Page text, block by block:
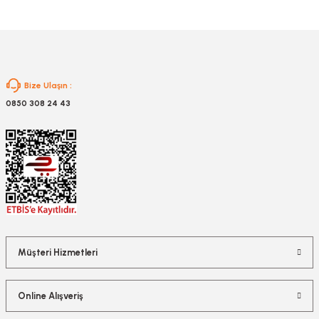
Bize Ulaşın :
0850 308 24 43
Müşteri Hizmetleri
Online Alışveriş